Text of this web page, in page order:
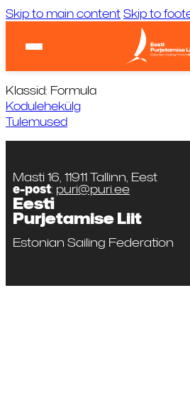
Skip to main contentSkip to
Tuul:Laadimas...
Klassid: Formula
Kodulehekülg
Tulemused
Masti 16, 11911 Tallinn, Eest
e-post: puri@puri.ee
Eesti
Purjetamise Liit
Estonian Sailing Federation